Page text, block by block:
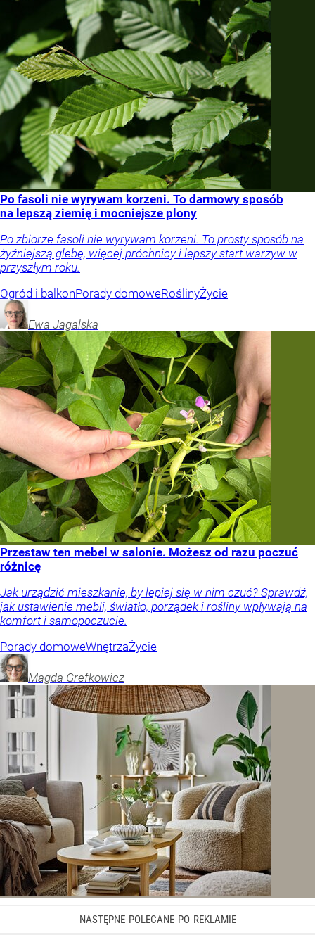
Po fasoli nie wyrywam korzeni. To darmowy sposób
na lepszą ziemię i mocniejsze plony
Po zbiorze fasoli nie wyrywam korzeni. To prosty sposób na
żyźniejszą glebę, więcej próchnicy i lepszy start warzyw w
przyszłym roku.
Ogród i balkonPorady domoweRoślinyŻycie
Ewa Jagalska
Przestaw ten mebel w salonie. Możesz od razu poczuć
różnicę
Jak urządzić mieszkanie, by lepiej się w nim czuć? Sprawdź,
jak ustawienie mebli, światło, porządek i rośliny wpływają na
komfort i samopoczucie.
Porady domoweWnętrzaŻycie
Magda Grefkowicz